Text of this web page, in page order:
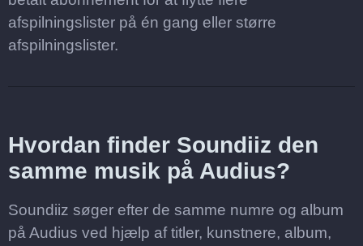
afspilningslister på én gang eller større
afspilningslister.
Hvordan finder Soundiiz den
samme musik på Audius?
Soundiiz søger efter de samme numre og album
på Audius ved hjælp af titler, kunstnere, album,